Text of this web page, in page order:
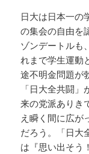
日大は日本一の
の集会の自由を
ゾンデートルも
れまで学生運動
途不明金問題が
「日大全共闘
来の党派ありき
え瞬く間に広が
だろう。「日大
は『思い出そう